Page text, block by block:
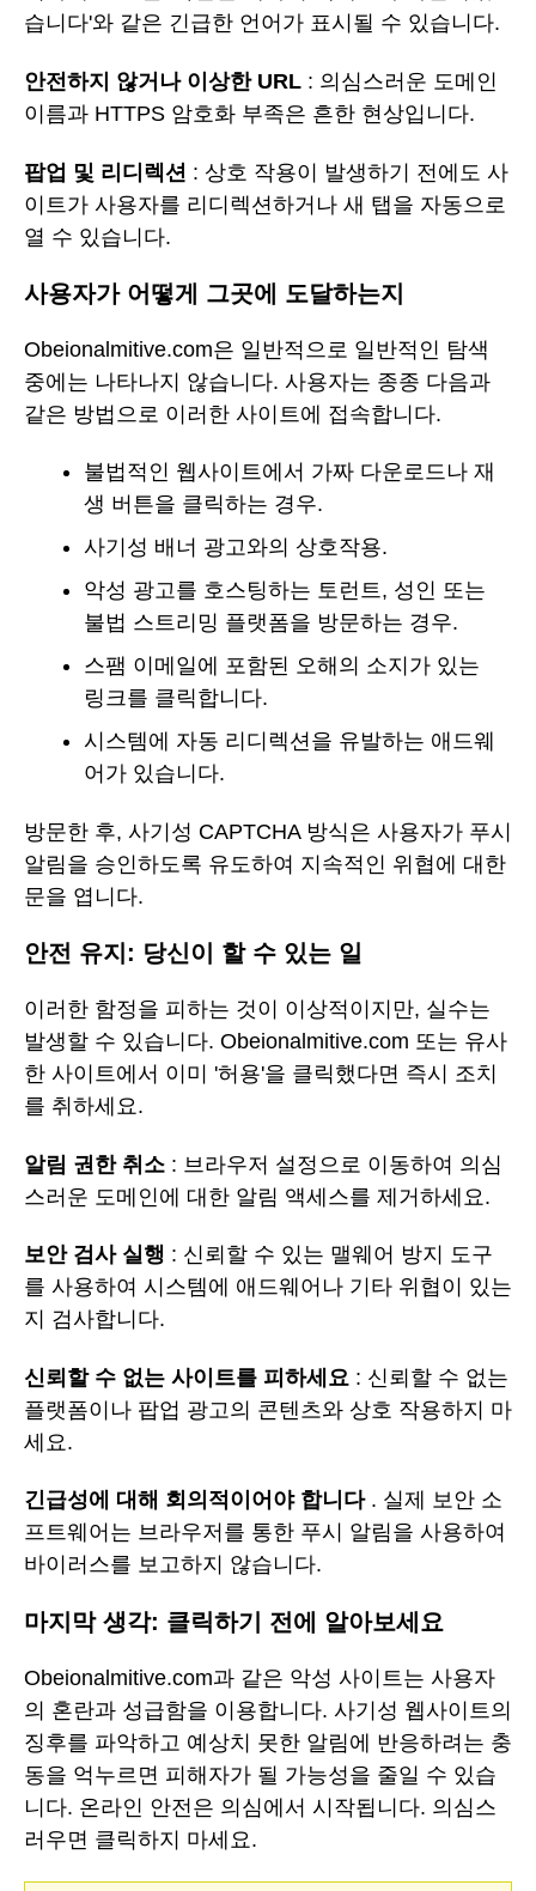
습니다'와 같은 긴급한 언어가 표시될 수 있습니다.
안전하지 않거나 이상한 URL : 의심스러운 도메인
이름과 HTTPS 암호화 부족은 흔한 현상입니다.
팝업 및 리디렉션 : 상호 작용이 발생하기 전에도 사
이트가 사용자를 리디렉션하거나 새 탭을 자동으로
열 수 있습니다.
사용자가 어떻게 그곳에 도달하는지
Obeionalmitive.com은 일반적으로 일반적인 탐색
중에는 나타나지 않습니다. 사용자는 종종 다음과
같은 방법으로 이러한 사이트에 접속합니다.
불법적인 웹사이트에서 가짜 다운로드나 재
생 버튼을 클릭하는 경우.
사기성 배너 광고와의 상호작용.
악성 광고를 호스팅하는 토런트, 성인 또는
불법 스트리밍 플랫폼을 방문하는 경우.
스팸 이메일에 포함된 오해의 소지가 있는
링크를 클릭합니다.
시스템에 자동 리디렉션을 유발하는 애드웨
어가 있습니다.
방문한 후, 사기성 CAPTCHA 방식은 사용자가 푸시
알림을 승인하도록 유도하여 지속적인 위협에 대한
문을 엽니다.
안전 유지: 당신이 할 수 있는 일
이러한 함정을 피하는 것이 이상적이지만, 실수는
발생할 수 있습니다. Obeionalmitive.com 또는 유사
한 사이트에서 이미 '허용'을 클릭했다면 즉시 조치
를 취하세요.
알림 권한 취소 : 브라우저 설정으로 이동하여 의심
스러운 도메인에 대한 알림 액세스를 제거하세요.
보안 검사 실행 : 신뢰할 수 있는 맬웨어 방지 도구
를 사용하여 시스템에 애드웨어나 기타 위협이 있는
지 검사합니다.
신뢰할 수 없는 사이트를 피하세요 : 신뢰할 수 없는
플랫폼이나 팝업 광고의 콘텐츠와 상호 작용하지 마
세요.
긴급성에 대해 회의적이어야 합니다. 실제 보안 소
프트웨어는 브라우저를 통한 푸시 알림을 사용하여
바이러스를 보고하지 않습니다.
마지막 생각: 클릭하기 전에 알아보세요
Obeionalmitive.com과 같은 악성 사이트는 사용자
의 혼란과 성급함을 이용합니다. 사기성 웹사이트의
징후를 파악하고 예상치 못한 알림에 반응하려는 충
동을 억누르면 피해자가 될 가능성을 줄일 수 있습
니다. 온라인 안전은 의심에서 시작됩니다. 의심스
러우면 클릭하지 마세요.